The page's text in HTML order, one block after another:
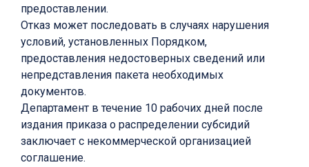
предоставлении.
Отказ может последовать в случаях нарушения
условий, установленных Порядком,
предоставления недостоверных сведений или
непредставления пакета необходимых
документов.
Департамент в течение 10 рабочих дней после
издания приказа о распределении субсидий
заключает с некоммерческой организацией
соглашение.